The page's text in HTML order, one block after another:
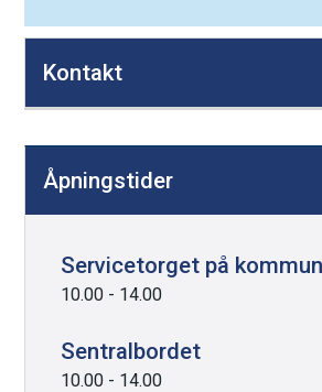
l
e
n
Kontakt
Åpningstider
Servicetorget på
10.00 - 14.00
Sentralbordet
10.00 - 14.00